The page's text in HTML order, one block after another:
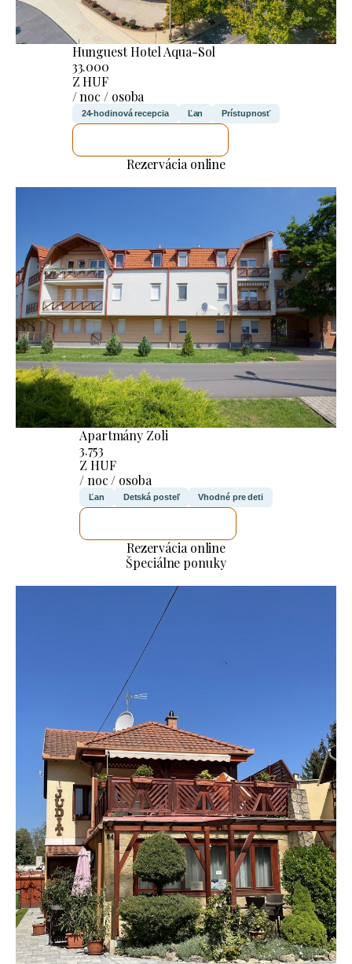
Hunguest Hotel Aqua-Sol
33.000
Z HUF
/ noc / osoba
24-hodinová recepcia Ľan Prístupnosť
Rezervácia online
Apartmány Zoli
3.753
Z HUF
/ noc / osoba
Ľan Detská posteľ Vhodné pre deti
Rezervácia online
Špeciálne ponuky